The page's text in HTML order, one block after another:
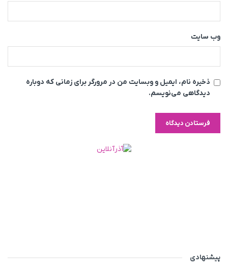
وب‌ سایت
ذخیره نام، ایمیل و وبسایت من در مرورگر برای زمانی که دوباره
دیدگاهی می‌نویسم.
پیشنهادی